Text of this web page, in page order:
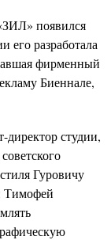
появился
его разработала
фирменный
Биеннале,
директор студии,
Гуровичу
Тимофей